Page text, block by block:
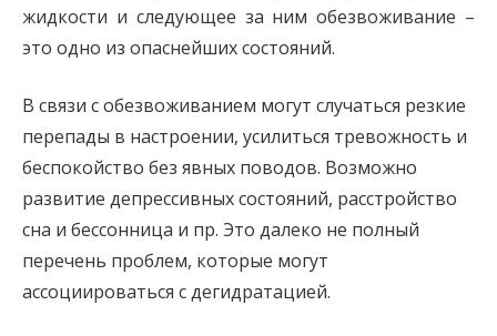
жидкости и следующее за ним обезвоживание –
это одно из опаснейших состояний.
В связи с обезвоживанием могут случаться резкие
перепады в настроении, усилиться тревожность и
беспокойство без явных поводов. Возможно
развитие депрессивных состояний, расстройство
сна и бессонница и пр. Это далеко не полный
перечень проблем, которые могут
ассоциироваться с дегидратацией.